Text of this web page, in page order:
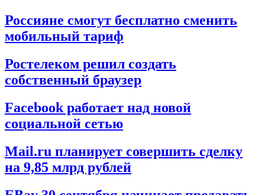
Россияне смогут бесплатно сменить
мобильный тариф
Ростелеком решил создать
собственный браузер
Facebook работает над новой
социальной сетью
Mail.ru планирует совершить сделку
на 9,85 млрд рублей